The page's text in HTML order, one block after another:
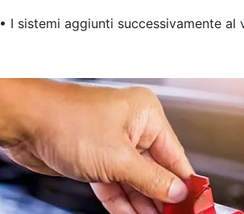
• I sistemi aggiunti successivamente